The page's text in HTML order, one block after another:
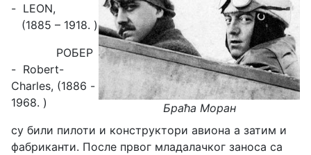
Браћа Моран
- LEON,
(1885 – 1918. )
РОБЕР
- Robert-
Charles, (1886 -
1968. )
су били пилоти и конструктори авиона а затим и
фабриканти. После првог младалачког заноса са